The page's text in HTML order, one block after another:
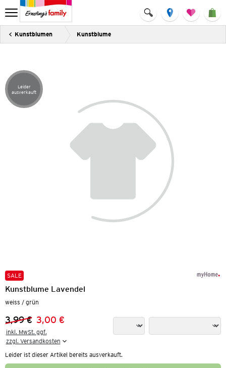
Kunstblumen Kunstblume
Artikel leider ausverkauft
Leider
ausverkauft
SALE
Kunstblume Lavendel
weiss / grün
Vorheriger Preis:
3,99 €
Neuer Preis:
3,00 €
inkl. MwSt. ggf.
zzgl. Versandkosten
Leider ist dieser Artikel bereits ausverkauft.